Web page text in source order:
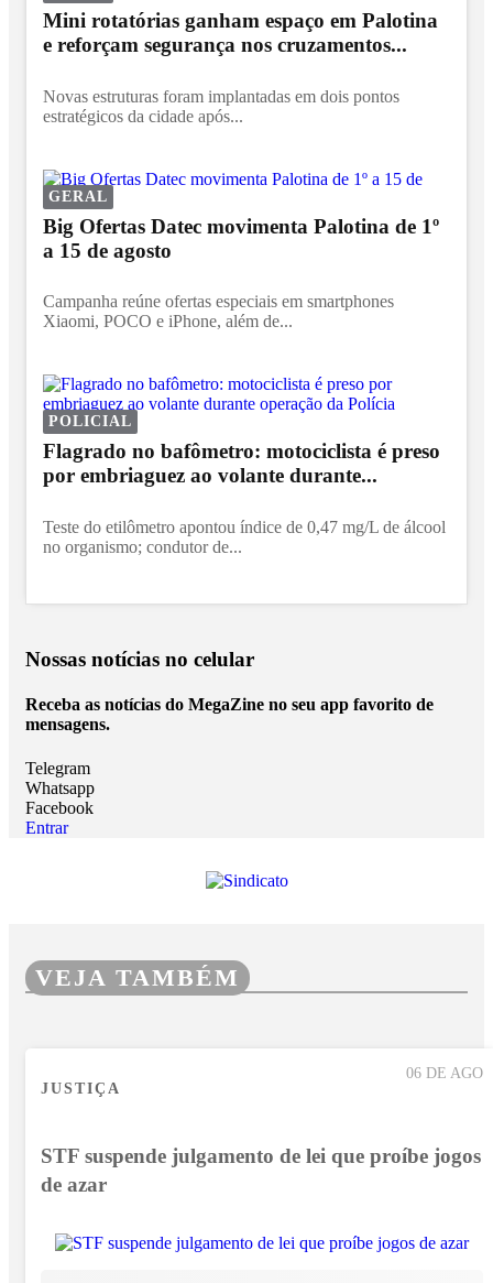
Mini rotatórias ganham espaço em Palotina
e reforçam segurança nos cruzamentos...
Novas estruturas foram implantadas em dois pontos
estratégicos da cidade após...
GERAL
Big Ofertas Datec movimenta Palotina de 1º
a 15 de agosto
Campanha reúne ofertas especiais em smartphones
Xiaomi, POCO e iPhone, além de...
POLICIAL
Flagrado no bafômetro: motociclista é preso
por embriaguez ao volante durante...
Teste do etilômetro apontou índice de 0,47 mg/L de álcool
no organismo; condutor de...
Nossas notícias no celular
Receba as notícias do MegaZine no seu app favorito de
mensagens.
Telegram
Whatsapp
Facebook
Entrar
VEJA TAMBÉM
06 DE AGO
JUSTIÇA
STF suspende julgamento de lei que proíbe jogos
de azar